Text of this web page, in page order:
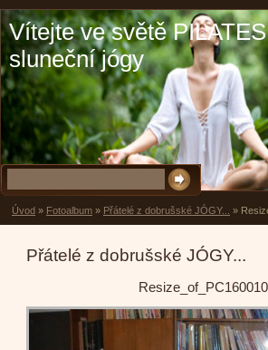
Vítejte ve světě
sluneční jógy
Úvod » Fotoalbum » Přátelé z dobrušské JÓGY... »
Přátelé z dobrušské JÓGY...
Resize_of_PC160010